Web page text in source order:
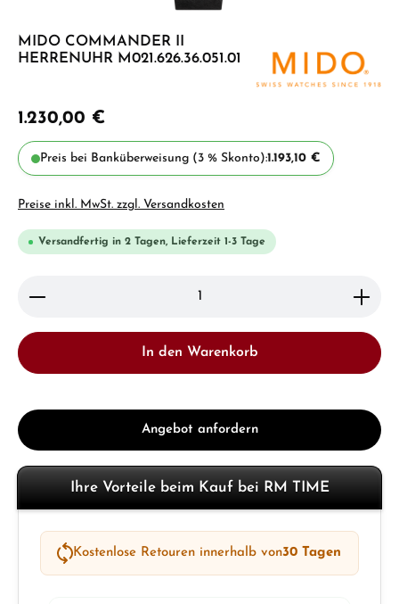
MIDO COMMANDER II
HERRENUHR M021.626.36.051.01
1.230,00 €
Preis bei Banküberweisung (3 % Skonto):1.193,10 €
Preise inkl. MwSt. zzgl. Versandkosten
Versandfertig in 2 Tagen, Lieferzeit 1-3 Tage
Produkt Anzahl: Gib den gewünschten Wert ein
In den Warenkorb
Angebot anfordern
Ihre Vorteile beim Kauf bei RM TIME
Kostenlose Retouren innerhalb von30 Tagen